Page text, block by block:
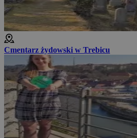
Cmentarz żydowski w Trebicu